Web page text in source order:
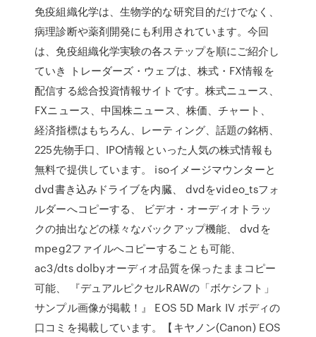
免疫組織化学は、生物学的な研究目的だけでなく、
病理診断や薬剤開発にも利用されています。今回
は、免疫組織化学実験の各ステップを順にご紹介し
ていき トレーダーズ・ウェブは、株式・FX情報を
配信する総合投資情報サイトです。株式ニュース、
FXニュース、中国株ニュース、株価、チャート、
経済指標はもちろん、レーティング、話題の銘柄、
225先物手口、IPO情報といった人気の株式情報も
無料で提供しています。 isoイメージマウンターと
dvd書き込みドライブを内臓、 dvdをvideo_tsフォ
ルダーへコピーする、 ビデオ・オーディオトラッ
クの抽出などの様々なバックアップ機能、 dvdを
mpeg2ファイルへコピーすることも可能、
ac3/dts dolbyオーディオ品質を保ったままコピー
可能、 『デュアルピクセルRAWの「ボケシフト」
サンプル画像が掲載！』 EOS 5D Mark IV ボディの
口コミを掲載しています。【キヤノン(Canon) EOS